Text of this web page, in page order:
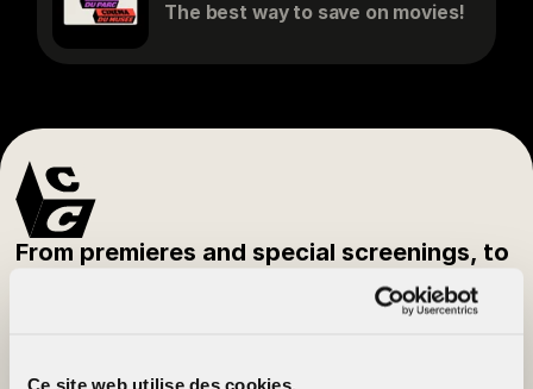
Ce site web utilise des cookies.
The best way to save on movies!
From premieres and special screenings, to
festivals and classic films — be the first to
know what’s playing each week.